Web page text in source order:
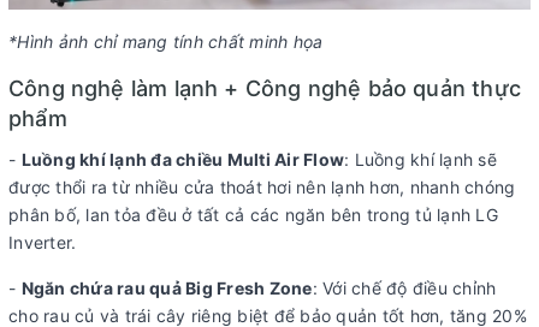
*Hình ảnh chỉ mang tính chất minh họa
Công nghệ làm lạnh + Công nghệ bảo quản thực
phẩm
- Luồng khí lạnh đa chiều Multi Air Flow: Luồng khí lạnh sẽ
được thổi ra từ nhiều cửa thoát hơi nên lạnh hơn, nhanh chóng
phân bố, lan tỏa đều ở tất cả các ngăn bên trong tủ lạnh LG
Inverter.
- Ngăn chứa rau quả Big Fresh Zone: Với chế độ điều chỉnh
cho rau củ và trái cây riêng biệt để bảo quản tốt hơn, tăng 20%